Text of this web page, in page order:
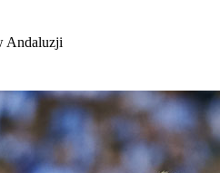
Andaluzji